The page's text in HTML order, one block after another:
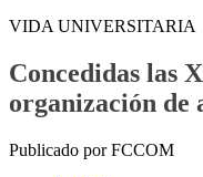
VIDA UNIVERSITARIA
Concedidas las
organización de
Publicado por FCCOM